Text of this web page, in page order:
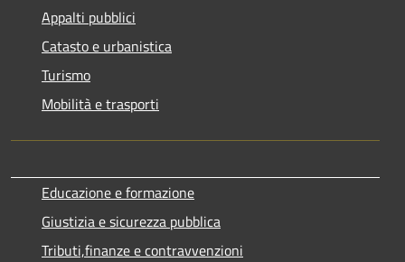
Appalti pubblici
Catasto e urbanistica
Turismo
Mobilità e trasporti
Educazione e formazione
Giustizia e sicurezza pubblica
Tributi,finanze e contravvenzioni